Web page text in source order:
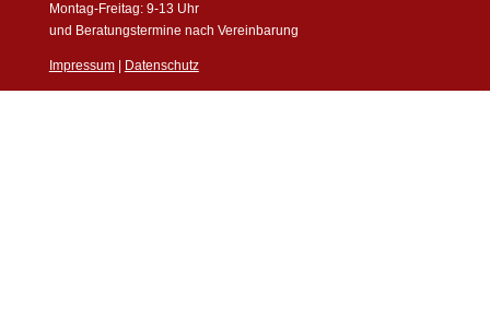
Montag-Freitag: 9-13 Uhr
und Beratungstermine nach Vereinbarung
Impressum| Datenschutz